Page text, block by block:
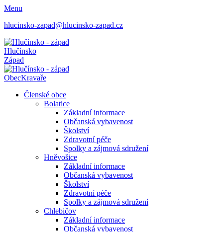
Menu
hlucinsko-zapad@hlucinsko-zapad.cz
Hlučínsko
Západ
ObecKravaře
Členské obce
Bolatice
Základní informace
Občanská vybavenost
Školství
Zdravotní péče
Spolky a zájmová sdružení
Hněvošice
Základní informace
Občanská vybavenost
Školství
Zdravotní péče
Spolky a zájmová sdružení
Chlebičov
Základní informace
Občanská vybavenost